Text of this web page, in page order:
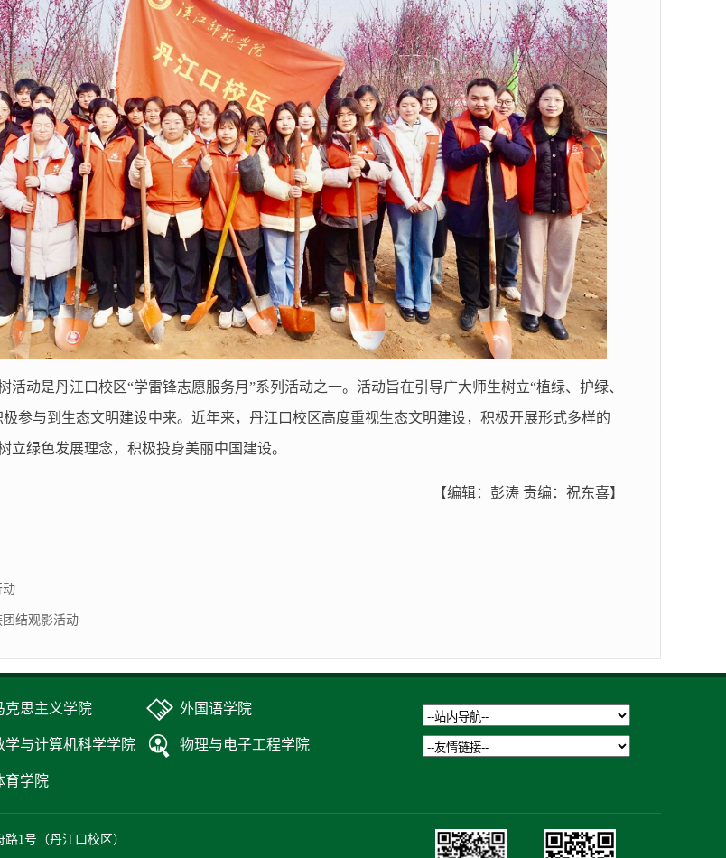
活动是丹江口校区“学雷锋志愿服务月”系列活动之一。活动旨在引导广大师生树立“植绿、护绿、
参与到生态文明建设中来。近年来，丹江口校区高度重视生态文明建设，积极开展形式多样的
立绿色发展理念， 积极投身美丽中国建设。
【编辑：彭涛 责编：祝东喜】
动
结观影活动
克思主义学院 外国语学院
学与计算机科学学院 物理与电子工程学院
育学院
1号（丹江口校区）